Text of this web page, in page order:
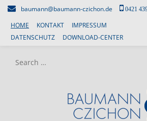
Skip
content
baumann@baumann-czichon.de 0421
HOME KONTAKT
IMPRESSUM
DATENSCHUTZ
DOWNLOAD-CENTER
Search